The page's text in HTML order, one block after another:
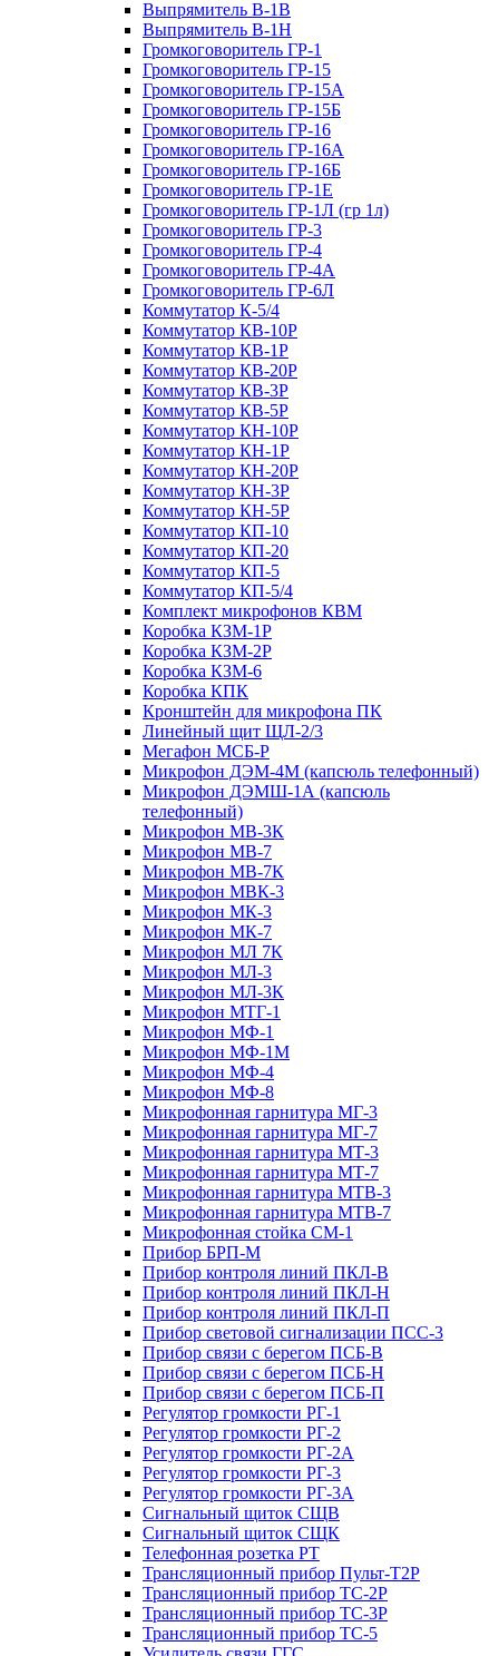
Выпрямитель В-1В
Выпрямитель В-1Н
Громкоговоритель ГР-1
Громкоговоритель ГР-15
Громкоговоритель ГР-15А
Громкоговоритель ГР-15Б
Громкоговоритель ГР-16
Громкоговоритель ГР-16А
Громкоговоритель ГР-16Б
Громкоговоритель ГР-1Е
Громкоговоритель ГР-1Л (гр 1л)
Громкоговоритель ГР-3
Громкоговоритель ГР-4
Громкоговоритель ГР-4А
Громкоговоритель ГР-6Л
Коммутатор К-5/4
Коммутатор КВ-10Р
Коммутатор КВ-1Р
Коммутатор КВ-20Р
Коммутатор КВ-3Р
Коммутатор КВ-5Р
Коммутатор КН-10Р
Коммутатор КН-1Р
Коммутатор КН-20Р
Коммутатор КН-3Р
Коммутатор КН-5Р
Коммутатор КП-10
Коммутатор КП-20
Коммутатор КП-5
Коммутатор КП-5/4
Комплект микрофонов КВМ
Коробка КЗМ-1Р
Коробка КЗМ-2Р
Коробка КЗМ-6
Коробка КПК
Кронштейн для микрофона ПК
Линейный щит ЩЛ-2/3
Мегафон МСБ-Р
Микрофон ДЭМ-4М (капсюль телефонный)
Микрофон ДЭМШ-1А (капсюль
телефонный)
Микрофон МВ-3К
Микрофон МВ-7
Микрофон МВ-7К
Микрофон МВК-3
Микрофон МК-3
Микрофон МК-7
Микрофон МЛ 7К
Микрофон МЛ-3
Микрофон МЛ-3К
Микрофон МТГ-1
Микрофон МФ-1
Микрофон МФ-1М
Микрофон МФ-4
Микрофон МФ-8
Микрофонная гарнитура МГ-3
Микрофонная гарнитура МГ-7
Микрофонная гарнитура МТ-3
Микрофонная гарнитура МТ-7
Микрофонная гарнитура МТВ-3
Микрофонная гарнитура МТВ-7
Микрофонная стойка СМ-1
Прибор БРП-М
Прибор контроля линий ПКЛ-В
Прибор контроля линий ПКЛ-Н
Прибор контроля линий ПКЛ-П
Прибор световой сигнализации ПСС-3
Прибор связи с берегом ПСБ-В
Прибор связи с берегом ПСБ-Н
Прибор связи с берегом ПСБ-П
Регулятор громкости РГ-1
Регулятор громкости РГ-2
Регулятор громкости РГ-2А
Регулятор громкости РГ-3
Регулятор громкости РГ-3А
Сигнальный щиток СЩВ
Сигнальный щиток СЩК
Телефонная розетка РТ
Трансляционный прибор Пульт-Т2Р
Трансляционный прибор ТС-2Р
Трансляционный прибор ТС-3Р
Трансляционный прибор ТС-5